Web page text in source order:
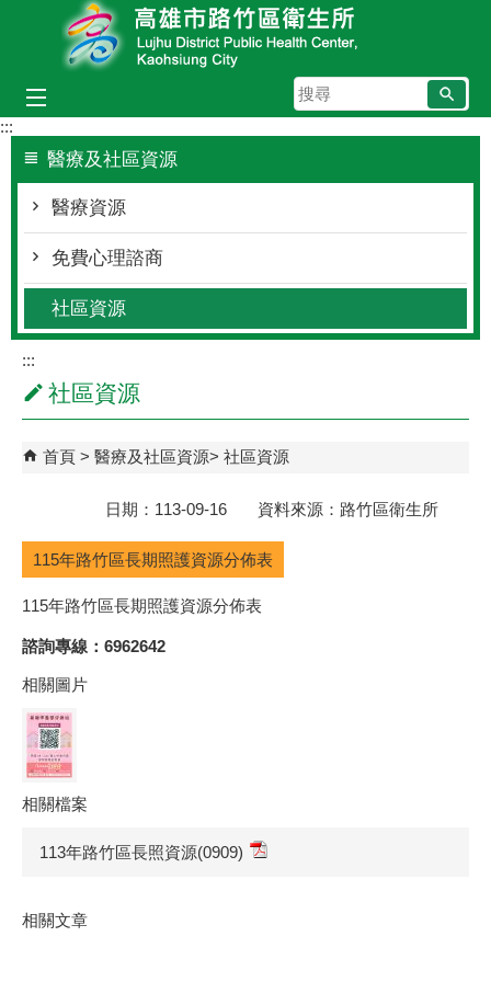
跳到主要內容區塊
搜
尋
:::
醫療及社區資源
醫療資源
免費心理諮商
社區資源
:::
社區資源
首頁 醫療及社區資源 社區資源
日期：113-09-16 資料來源：路竹區衛生所
115年路竹區長期照護資源分佈表
115年路竹區長期照護資源分佈表
諮詢專線：6962642
相關圖片
相關檔案
113年路竹區長照資源(0909)
相關文章